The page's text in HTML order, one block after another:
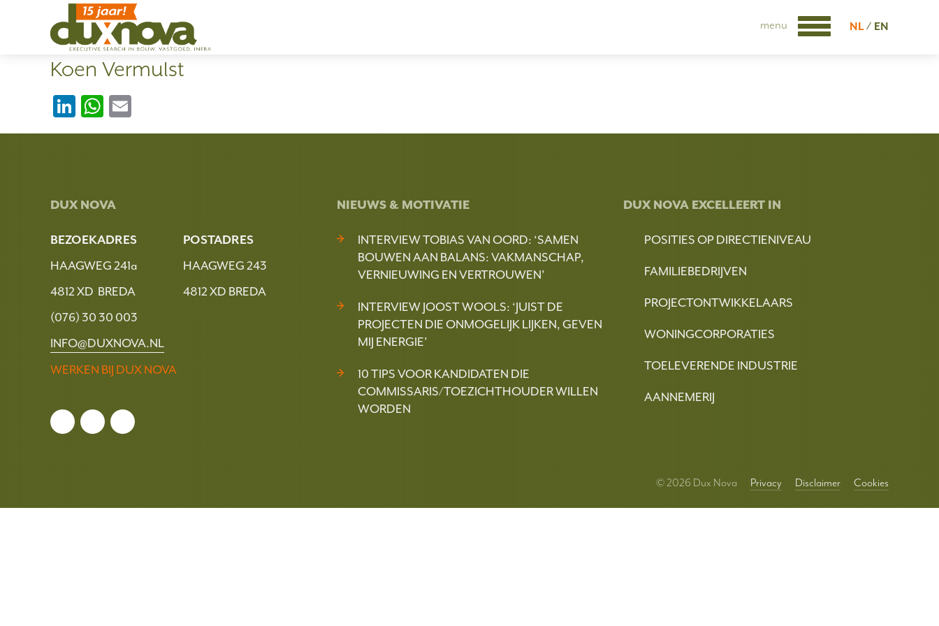
menu NL EN
Koen Vermulst
LinkedInWhatsApp
DUX NOVA
BEZOEKADRES
HAAGWEG 241a
4812 XD BREDA
(076) 30 30 003
INFO@DUXNOVA.NL
WERKEN BIJ DUX NOVA
POSTADRES
HAAGWEG 243
4812 XD BREDA
NIEUWS & MOTIVATIE
INTERVIEW TOBIAS VAN OORD: ‘SAMEN
BOUWEN AAN BALANS: VAKMANSCHAP,
VERNIEUWING EN VERTROUWEN’
INTERVIEW JOOST WOOLS: ‘JUIST DE
PROJECTEN DIE ONMOGELIJK LIJKEN, GEVEN
MIJ ENERGIE’
10 TIPS VOOR KANDIDATEN DIE
COMMISSARIS/TOEZICHTHOUDER WILLEN
WORDEN
DUX NOVA EXCELLEERT IN
POSITIES OP DIRECTIENIVEAU
FAMILIEBEDRIJVEN
PROJECTONTWIKKELAARS
WONINGCORPORATIES
TOELEVERENDE INDUSTRIE
AANNEMERIJ
© 2026 Dux Nova Privacy Disclaimer Cookies